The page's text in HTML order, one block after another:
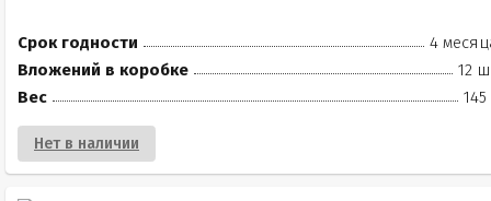
Срок годности
4
Вложений в коробке
12
Вес
145
Нет в наличии